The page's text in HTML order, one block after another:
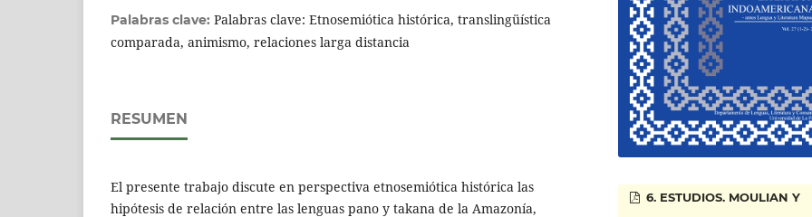
Palabras clave: Palabras clave: Etnosemiótica histórica, translingüística
comparada, animismo, relaciones larga distancia
RESUMEN
El presente trabajo discute en perspectiva etnosemiótica histórica las
hipótesis de relación entre las lenguas pano y takana de la Amazonía,
6. ESTUDIOS. MOULIAN Y